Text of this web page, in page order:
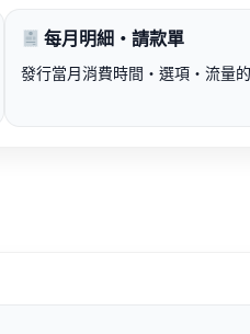
每月明細・請款單
發行當月消費時間・選項・流量